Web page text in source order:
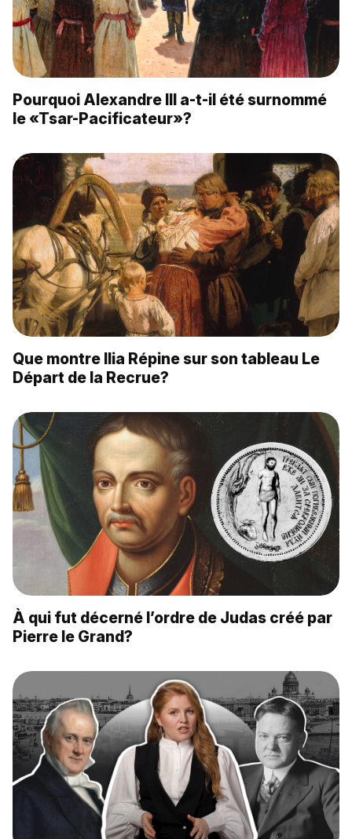
Pourquoi Alexandre III a-t-il été surnommé
le «Tsar-Pacificateur»?
Que montre Ilia Répine sur son tableau Le
Départ de la Recrue?
À qui fut décerné l’ordre de Judas créé par
Pierre le Grand?